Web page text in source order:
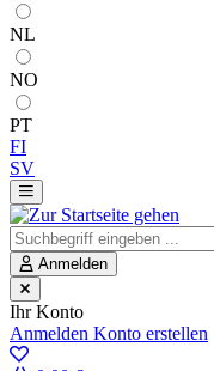
NL
NO
PT
FI
SV
Anmelden
Ihr Konto
Anmelden Konto erstellen